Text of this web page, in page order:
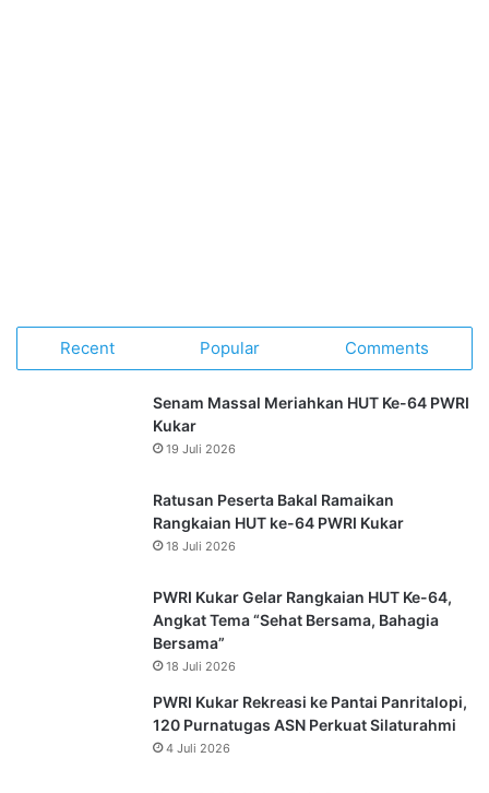
Recent Popular Comments
Senam Massal Meriahkan HUT Ke-64 PWRI
Kukar
19 Juli 2026
Ratusan Peserta Bakal Ramaikan
Rangkaian HUT ke-64 PWRI Kukar
18 Juli 2026
PWRI Kukar Gelar Rangkaian HUT Ke-64,
Angkat Tema “Sehat Bersama, Bahagia
Bersama”
18 Juli 2026
PWRI Kukar Rekreasi ke Pantai Panritalopi,
120 Purnatugas ASN Perkuat Silaturahmi
4 Juli 2026